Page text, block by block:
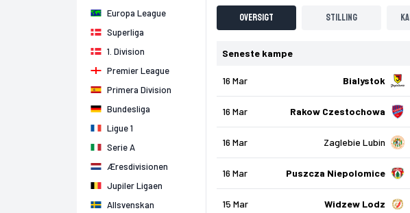
Oversigt Stilling
Seneste kampe
16 Mar Bialystok
16 Mar Rakow Czestochowa
16 Mar Zaglebie Lubin
16 Mar Puszcza Niepolomice
15 Mar Widzew Lodz
Europa League
Superliga
1. Division
Premier League
Primera Division
Bundesliga
Ligue 1
Serie A
Æresdivisionen
Jupiler Ligaen
Allsvenskan